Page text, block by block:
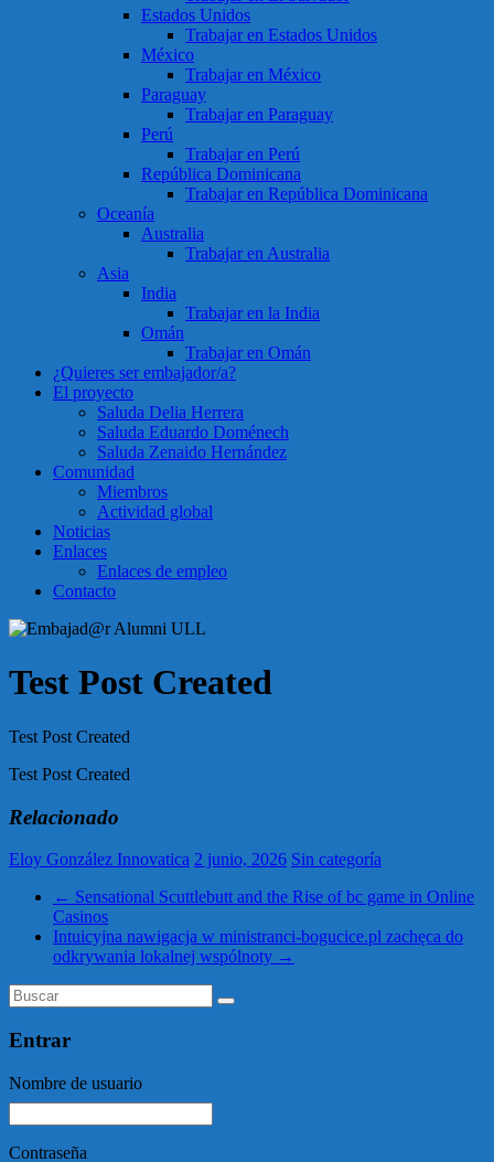
Estados Unidos
Trabajar en Estados Unidos
México
Trabajar en México
Paraguay
Trabajar en Paraguay
Perú
Trabajar en Perú
República Dominicana
Trabajar en República Dominicana
Oceanía
Australia
Trabajar en Australia
Asia
India
Trabajar en la India
Omán
Trabajar en Omán
¿Quieres ser embajador/a?
El proyecto
Saluda Delia Herrera
Saluda Eduardo Doménech
Saluda Zenaido Hernández
Comunidad
Miembros
Actividad global
Noticias
Enlaces
Enlaces de empleo
Contacto
Test Post Created
Test Post Created
Test Post Created
Relacionado
Eloy González Innovatica 2 junio, 2026 Sin categoría
← Sensational Scuttlebutt and the Rise of bc game in Online
Casinos
Intuicyjna nawigacja w ministranci-bogucice.pl zachęca do
odkrywania lokalnej wspólnoty →
Entrar
Nombre de usuario
Contraseña